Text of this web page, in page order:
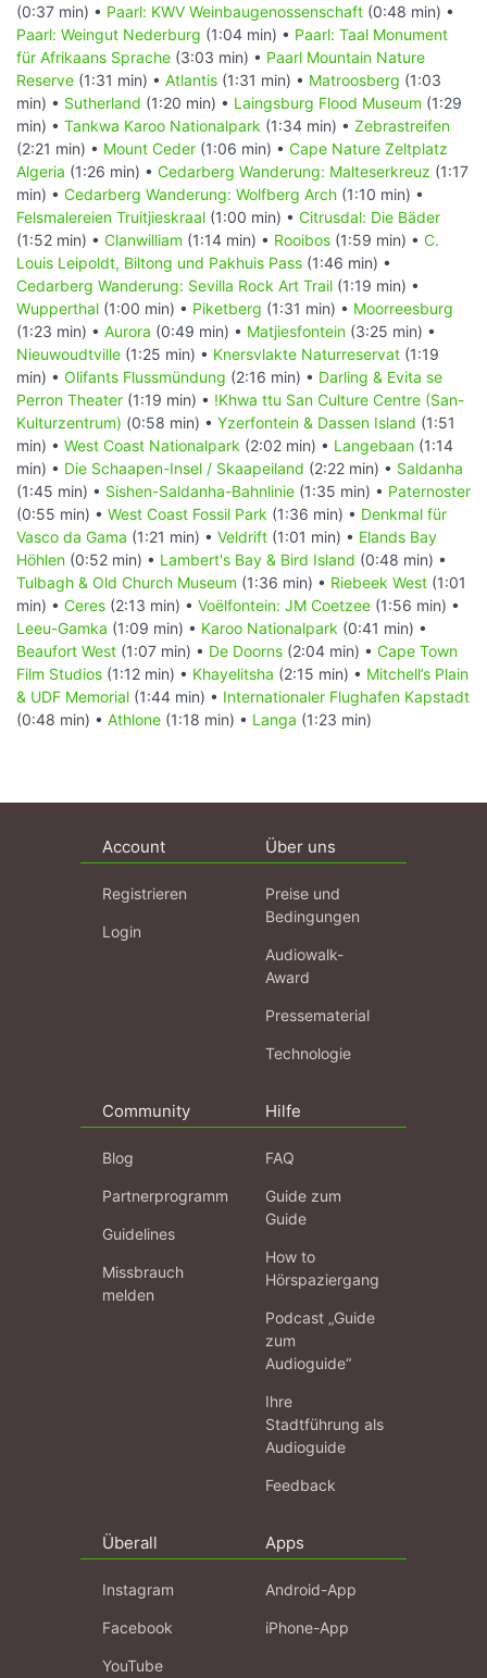
(0:37 min) • Paarl: KWV Weinbaugenossenschaft (0:48 min) •
Paarl: Weingut Nederburg (1:04 min) • Paarl: Taal Monument
für Afrikaans Sprache (3:03 min) • Paarl Mountain Nature
Reserve (1:31 min) • Atlantis (1:31 min) • Matroosberg (1:03
min) • Sutherland (1:20 min) • Laingsburg Flood Museum (1:29
min) • Tankwa Karoo Nationalpark (1:34 min) • Zebrastreifen
(2:21 min) • Mount Ceder (1:06 min) • Cape Nature Zeltplatz
Algeria (1:26 min) • Cedarberg Wanderung: Malteserkreuz (1:17
min) • Cedarberg Wanderung: Wolfberg Arch (1:10 min) •
Felsmalereien Truitjieskraal (1:00 min) • Citrusdal: Die Bäder
(1:52 min) • Clanwilliam (1:14 min) • Rooibos (1:59 min) • C.
Louis Leipoldt, Biltong und Pakhuis Pass (1:46 min) •
Cedarberg Wanderung: Sevilla Rock Art Trail (1:19 min) •
Wupperthal (1:00 min) • Piketberg (1:31 min) • Moorreesburg
(1:23 min) • Aurora (0:49 min) • Matjiesfontein (3:25 min) •
Nieuwoudtville (1:25 min) • Knersvlakte Naturreservat (1:19
min) • Olifants Flussmündung (2:16 min) • Darling & Evita se
Perron Theater (1:19 min) • !Khwa ttu San Culture Centre (San-
Kulturzentrum) (0:58 min) • Yzerfontein & Dassen Island (1:51
min) • West Coast Nationalpark (2:02 min) • Langebaan (1:14
min) • Die Schaapen-Insel / Skaapeiland (2:22 min) • Saldanha
(1:45 min) • Sishen-Saldanha-Bahnlinie (1:35 min) • Paternoster
(0:55 min) • West Coast Fossil Park (1:36 min) • Denkmal für
Vasco da Gama (1:21 min) • Veldrift (1:01 min) • Elands Bay
Höhlen (0:52 min) • Lambert's Bay & Bird Island (0:48 min) •
Tulbagh & Old Church Museum (1:36 min) • Riebeek West (1:01
min) • Ceres (2:13 min) • Voëlfontein: JM Coetzee (1:56 min) •
Leeu-Gamka (1:09 min) • Karoo Nationalpark (0:41 min) •
Beaufort West (1:07 min) • De Doorns (2:04 min) • Cape Town
Film Studios (1:12 min) • Khayelitsha (2:15 min) • Mitchell’s Plain
& UDF Memorial (1:44 min) • Internationaler Flughafen Kapstadt
(0:48 min) • Athlone (1:18 min) • Langa (1:23 min)
Account
Registrieren
Login
Über uns
Preise und
Bedingungen
Audiowalk-
Award
Pressematerial
Technologie
Community
Blog
Partnerprogramm
Guidelines
Missbrauch
melden
Hilfe
FAQ
Guide zum
Guide
How to
Hörspaziergang
Podcast „Guide
zum
Audioguide“
Ihre
Stadtführung als
Audioguide
Feedback
Überall
Instagram
Facebook
YouTube
Apps
Android-App
iPhone-App